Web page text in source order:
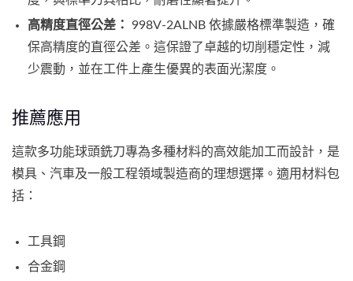
高精度直徑公差：
998V-2ALNB 依據嚴格標準製造，確
保高精度的直徑公差。這保證了卓越的切削穩定性，減
少震動，並在工件上產生優異的表面光潔度。
推薦應用
這款多功能球頭銑刀專為多種材料的高效能加工而設計，是
模具、汽車及一般工程領域製造商的理想選擇。適用材料包
括：
工具鋼
合金鋼